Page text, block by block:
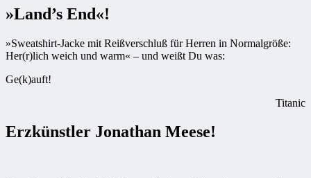
»Land’s End«!
»Sweatshirt-Jacke mit Reißverschluß für Herren in Normalgröße:
Her(r)lich weich und warm« – und weißt Du was:
Ge(k)auft!
Titanic
Erzkünstler Jonathan Meese!